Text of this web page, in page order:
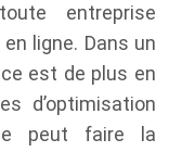
entreprise
ligne. Dans un
est de plus en
d’optimisation
peut faire la